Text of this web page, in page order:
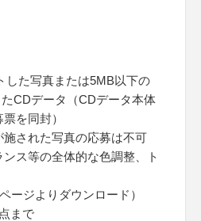
た写真または5MB以下の
CDデータ（CDデータ本体
を同封）
された写真の応募は不可
ンス等の全体的な色調整、ト
ージよりダウンロード）
まで